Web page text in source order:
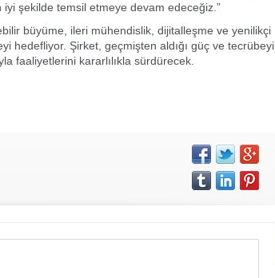
şekilde temsil etmeye devam edeceğiz.”
büyüme, ileri mühendislik, dijitalleşme ve yenilikçi
hedefliyor. Şirket, geçmişten aldığı güç ve tecrübeyi
faaliyetlerini kararlılıkla sürdürecek.